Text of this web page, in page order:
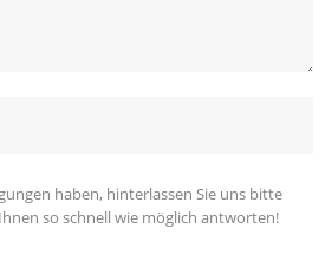
haben, hinterlassen Sie uns bitte
so schnell wie möglich antworten!